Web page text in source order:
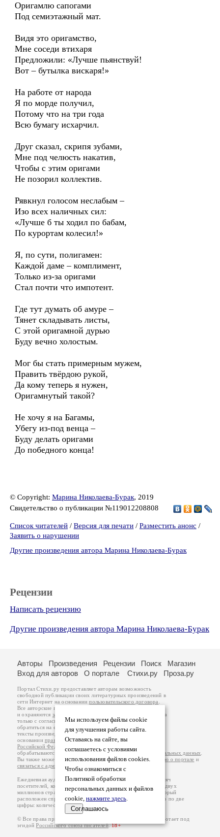
Оригамлю сапогами
Под семиэтажный мат.
Видя это оригамство,
Мне соседи втихаря
Предложили: «Лучше пьянствуй!
Вот – бутылка вискаря!»
На работе от народа
Я по морде получил,
Потому что на три года
Всю бумагу исхарчил.
Друг сказал, скрипя зубами,
Мне под челюсть накатив,
Чтобы с этим оригами
Не позорил коллектив.
Рявкнул голосом неслабым –
Изо всех наличных сил:
«Лучше б ты ходил по бабам,
По курортам колесил!»
Я, по сути, полигамен:
Каждой даме – комплимент,
Только из-за оригами
Стал почти что импотент.
Где тут думать об амуре –
Тянет складывать листы,
С этой оригамной дурью
Буду вечно холостым.
Мог бы стать примерным мужем,
Править твёрдою рукой,
Да кому теперь я нужен,
Оригамнутый такой?
Не хочу я на Багамы,
Убегу из-под венца –
Буду делать оригами
До победного конца!
© Copyright: Марина Николаева-Бурак, 2019
Свидетельство о публикации №119012208808
Список читателей / Версия для печати / Разместить анонс /
Заявить о нарушении
Другие произведения автора Марина Николаева-Бурак
Рецензии
Написать рецензию
Другие произведения автора Марина Николаева-Бурак
Мы используем файлы cookie
для улучшения работы сайта.
Оставаясь на сайте, вы
соглашаетесь с условиями
использования файлов cookies.
Чтобы ознакомиться с
Политикой обработки
персональных данных и файлов
cookie, нажмите здесь.
Соглашаюсь
Авторы Произведения Рецензии Поиск
Магазин
Вход для авторов
О портале Стихи.ру Проза.ру
Портал Стихи.ру предоставляет авторам возможность
свободной публикации своих литературных произведений в
сети Интернет на основаниипользовательского договора
Все авторские права на произведения принадлежат авторам
и охраняются законом
. Перепечатка произведений возможна
только с согласия его автора, к которому вы можете
обратиться на его авторской странице. Ответственность за
тексты произведений авторы несут самостоятельно на
основанииправил публикацииизаконодательства
Российской Федерации
обрабатываются на основанииПолитики обработки персональных данных
Вы также можете посмотреть более подробнуюинформацию о портале и
связаться с администрацией
Ежедневная аудитория портала Стихи.ру – порядка 200 тысяч
посетителей, которые в общей сумме просматривают более двух
миллионов страниц по данным счетчика посещаемости, который
расположен справа от этого текста. В каждой графе указано по две
цифры: количество просмотров и количество посетителей.
© Все права принадлежат авторам, 2000-2026. Портал работает под
эгидойРоссийского союза писателей.18+